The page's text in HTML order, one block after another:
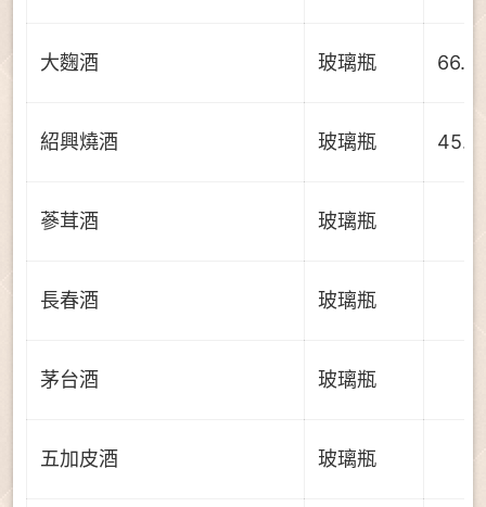
大麴酒 玻璃瓶 66.0
紹興燒酒 玻璃瓶 45.0
蔘茸酒 玻璃瓶
長春酒 玻璃瓶
茅台酒 玻璃瓶
五加皮酒 玻璃瓶